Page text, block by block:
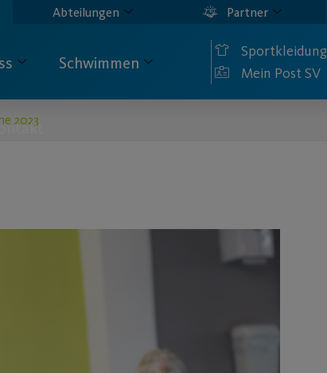
Abteilungen Partner
Schwimmen
Sportkleidung
Mein Post SV
2023